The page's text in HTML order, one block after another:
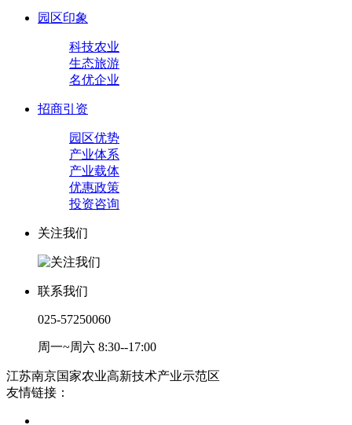
园区印象
科技农业
生态旅游
名优企业
招商引资
园区优势
产业体系
产业载体
优惠政策
投资咨询
关注我们
联系我们
025-57250060
周一~周六 8:30--17:00
江苏南京国家农业高新技术产业示范区
友情链接：